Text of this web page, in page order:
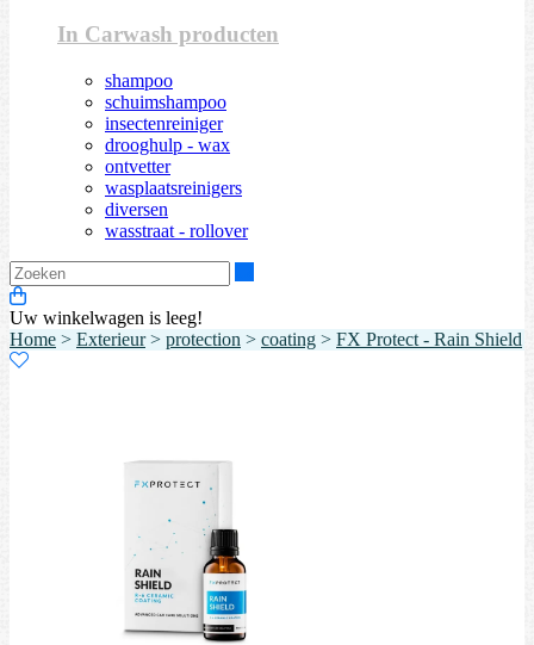
In Carwash producten
shampoo
schuimshampoo
insectenreiniger
drooghulp - wax
ontvetter
wasplaatsreinigers
diversen
wasstraat - rollover
Uw winkelwagen is leeg!
Home > Exterieur> protection > coating > FX Protect - Rain Shield